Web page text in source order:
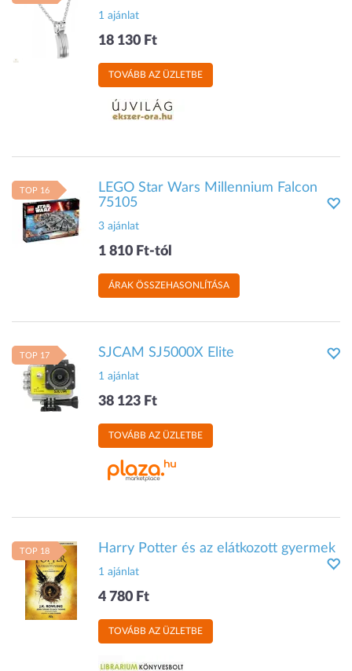
1 ajánlat
18 130 Ft
TOVÁBB AZ ÜZLETBE
TOP 16
LEGO Star Wars Millennium Falcon
75105
3 ajánlat
1 810 Ft-tól
ÁRAK ÖSSZEHASONLÍTÁSA
TOP 17 SJCAM SJ5000X Elite
1 ajánlat
38 123 Ft
TOVÁBB AZ ÜZLETBE
TOP 18 Harry Potter és az elátkozott gyermek
1 ajánlat
4 780 Ft
TOVÁBB AZ ÜZLETBE